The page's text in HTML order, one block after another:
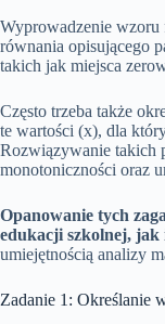
Wyprowadzenie wzoru
równania opisującego
takich jak miejsca
Często trzeba także
te wartości (x), dla
Rozwiązywanie takich
monotoniczności oraz
Opanowanie tych
edukacji szkolnej, jak
umiejętnością analizy
Zadanie 1: Określanie